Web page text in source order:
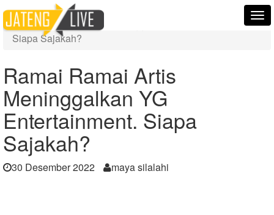
Home
Berita
Ramai Ramai Artis Meninggalkan YG Entertainment.
Siapa Sajakah?
Ramai Ramai Artis
Meninggalkan YG
Entertainment. Siapa
Sajakah?
30 Desember 2022 maya silalahi